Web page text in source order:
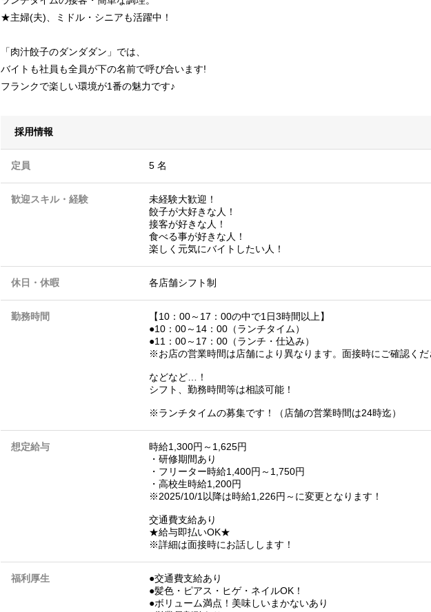
★主婦(夫)、ミドル・シニアも活躍中！
「肉汁餃子のダンダダン」では、
バイトも社員も全員が下の名前で呼び合います!
フランクで楽しい環境が1番の魅力です♪
採用情報
定員 5 名
歓迎スキル・経験
未経験大歓迎！
餃子が大好きな人！
接客が好きな人！
食べる事が好きな人！
楽しく元気にバイトしたい人！
休日・休暇 各店舗シフト制
勤務時間
【10：00～17：00の中で1日3時間以上】
●10：00～14：00（ランチタイム）
●11：00～17：00（ランチ・仕込み）
※お店の営業時間は店舗により異なります。面接時にご確認くだ
などなど…！
シフト、勤務時間等は相談可能！
※ランチタイムの募集です！（店舗の営業時間は24時迄）
想定給与
時給1,300円～1,625円
・研修期間あり
・フリーター時給1,400円～1,750円
・高校生時給1,200円
※2025/10/1以降は時給1,226円～に変更となります！
交通費支給あり
★給与即払いOK★
※詳細は面接時にお話しします！
福利厚生
●交通費支給あり
●髪色・ピアス・ヒゲ・ネイルOK！
●ボリューム満点！美味しいまかないあり